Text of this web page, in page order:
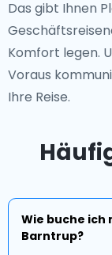
Das gibt Ihnen
Komfort legen.
Voraus
Ihre Reise.
Wie buche
Barntrup?